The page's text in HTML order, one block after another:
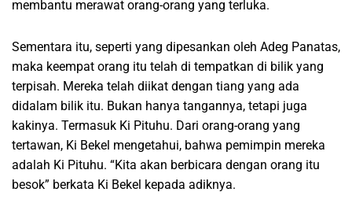
membantu merawat orang-orang yang terluka.
Sementara itu, seperti yang dipesankan oleh Adeg Panatas,
maka keempat orang itu telah di tempatkan di bilik yang
terpisah. Mereka telah diikat dengan tiang yang ada
didalam bilik itu. Bukan hanya tangannya, tetapi juga
kakinya. Termasuk Ki Pituhu. Dari orang-orang yang
tertawan, Ki Bekel mengetahui, bahwa pemimpin mereka
adalah Ki Pituhu. “Kita akan berbicara dengan orang itu
besok” berkata Ki Bekel kepada adiknya.